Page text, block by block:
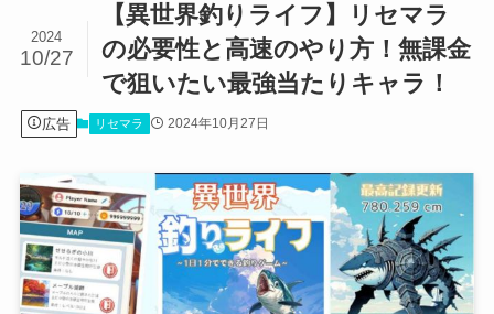
【異世界釣りライフ】リセマラ
の必要性と高速のやり方！無課金
で狙いたい最強当たりキャラ！
2024
10/27
広告 リセマラ 2024年10月27日